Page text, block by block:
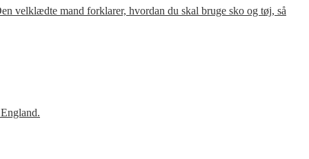
velklædte mand forklarer, hvordan du skal bruge sko og tøj, så